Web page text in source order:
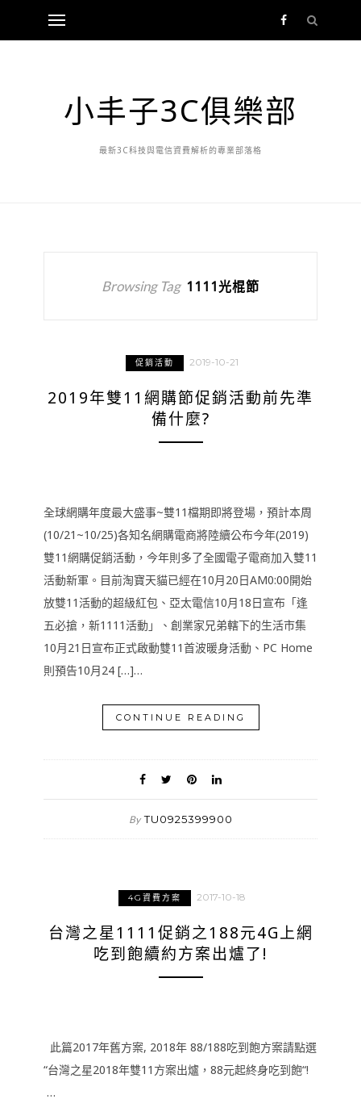
小丰子3C俱樂部
最新3C科技與電信資費解析的專業部落格
Browsing Tag 1111光棍節
促銷活動 2019-10-21
2019年雙11網購節促銷活動前先準
備什麼?
全球網購年度最大盛事~雙11檔期即將登場，預計本周
(10/21~10/25)各知名網購電商將陸續公布今年(2019)
雙11網購促銷活動，今年則多了全國電子電商加入雙11
活動新軍。目前淘寶天貓已經在10月20日AM0:00開始
放雙11活動的超級紅包、亞太電信10月18日宣布「逢
五必搶，新1111活動」、創業家兄弟轄下的生活市集
10月21日宣布正式啟動雙11首波暖身活動、PC Home
則預告10月24 […]…
CONTINUE READING
By TU0925399900
4G資費方案 2017-10-18
台灣之星1111促銷之188元4G上網
吃到飽續約方案出爐了!
此篇2017年舊方案, 2018年 88/188吃到飽方案請點選
“台灣之星2018年雙11方案出爐，88元起終身吃到飽“!
…